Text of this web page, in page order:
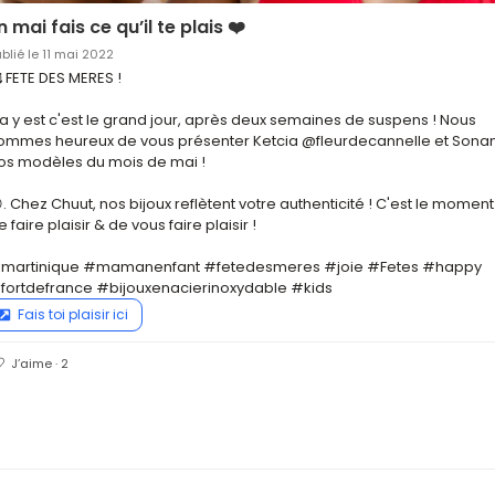
mai fais ce qu’il te plais ❤️
le 11 mai 2022
FETE DES MERES !
y est c'est le grand jour, après deux semaines de suspens ! Nous
heureux de vous présenter Ketcia @fleurdecannelle et
modèles du mois de mai !
Chez Chuut, nos bijoux reflètent votre authenticité ! C'est le moment
faire plaisir & de vous faire plaisir !
#mamanenfant #fetedesmeres #joie #Fetes #happy
#bijouxenacierinoxydable #kids
Fais toi plaisir ici
J’aime · 2